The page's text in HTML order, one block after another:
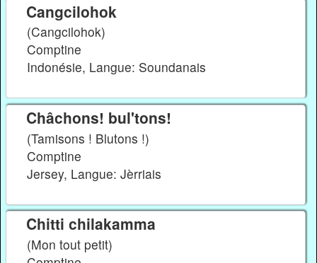
Cangcilohok
(Cangcilohok)
Comptine
Indonésie, Langue: Soundanais
Châchons! bul'tons!
(Tamisons ! Blutons !)
Comptine
Jersey, Langue: Jèrriais
Chitti chilakamma
(Mon tout petit)